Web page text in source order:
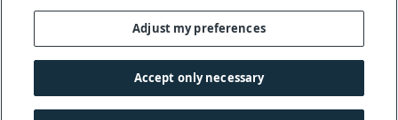
© 2001-2026 Renishaw plc. Alle Rechte vorbehalten.
Kontaktieren Sie uns|Rechtliche Hinweise und Compliance
Zugänglichkeit|Datenschutz|Leitfaden - Cookies|
Adjust my preferences
Accept only necessary